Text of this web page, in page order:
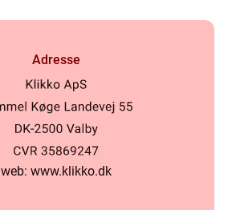
Adresse
web: www.klikko.dk